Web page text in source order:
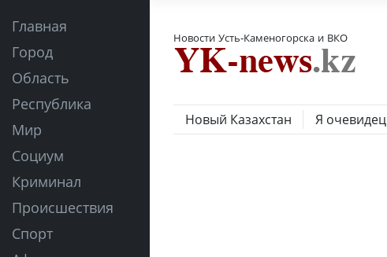
Главная
Город
Область
Республика
Мир
Социум
Криминал
Происшествия
Спорт
Новости Усть-Каменогорска и ВКО
Новый Казахстан Я очевидец